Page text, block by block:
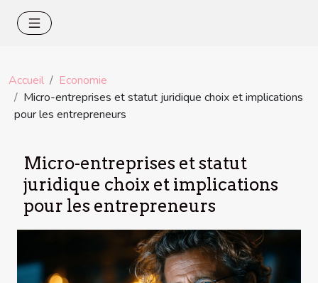
Accueil
Economie
Micro-entreprises et statut juridique choix et implications
pour les entrepreneurs
Micro-entreprises et statut
juridique choix et implications
pour les entrepreneurs